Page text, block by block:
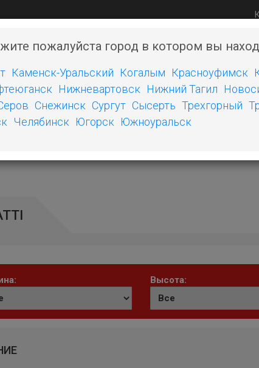
пожалуйста город в котором вы
Каменск-Уральский Когалым Красноуфимск
Нижневартовск Нижний Тагил
Снежинск Сургут Сысерть Трехгорный
Челябинск Югорск Южноуральск
ДРУГИЕ ТОВАРЫ ШИНЫ
Высота: